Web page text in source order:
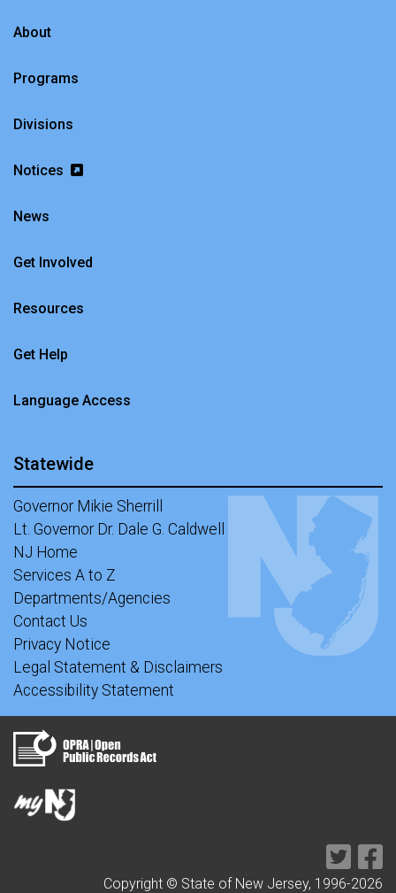
About
Programs
Divisions
Notices
News
Get Involved
Resources
Get Help
Language Access
Statewide
Governor Mikie Sherrill
Lt. Governor Dr. Dale G. Caldwell
NJ Home
Services A to Z
Departments/Agencies
Contact Us
Privacy Notice
Legal Statement & Disclaimers
Accessibility Statement
Copyright © State of New Jersey, 1996-2026